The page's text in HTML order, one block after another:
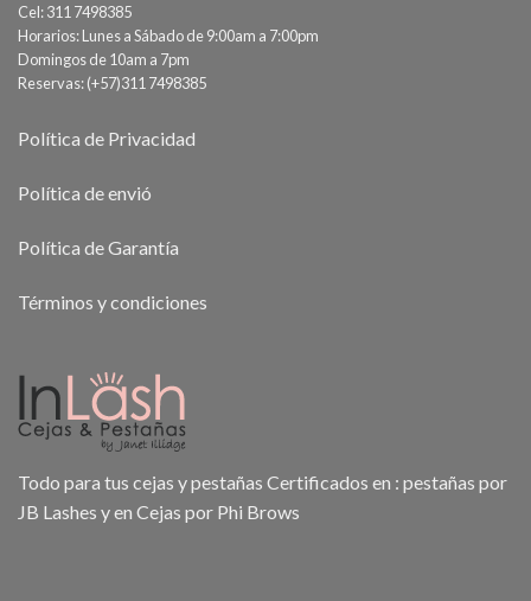
Cel: 311 7498385
Horarios: Lunes a Sábado de 9:00am a 7:00pm
Domingos de 10am a 7pm
Reservas: (+57)311 7498385
Política de Privacidad
Política de envió
Política de Garantía
Términos y condiciones
Todo para tus cejas y pestañas Certificados en : pestañas por
JB Lashes y en Cejas por Phi Brows